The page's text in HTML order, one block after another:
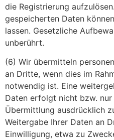
die Registrierung
gespeicherten Daten
lassen. Gesetzliche
unberührt.
(6) Wir übermitteln
an Dritte, wenn dies im
notwendig ist. Eine
Daten erfolgt nicht bzw. nur
Übermittlung ausdrücklich
Weitergabe Ihrer Daten an
Einwilligung, etwa zu